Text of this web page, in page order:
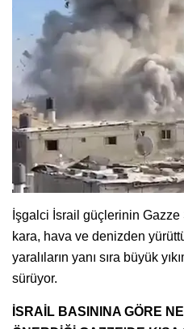
İşgalci İsrail güçlerinin
kara, hava ve denizden
yaralıların yanı sıra büyük
sürüyor.
İSRAİL BASININA GÖRE